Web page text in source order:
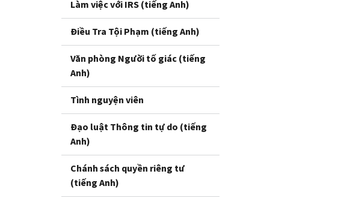
Làm việc với IRS (tiếng Anh)
Điều Tra Tội Phạm (tiếng Anh)
Văn phòng Người tố giác (tiếng
Anh)
Tình nguyện viên
Đạo luật Thông tin tự do (tiếng
Anh)
Chánh sách quyền riêng tư
(tiếng Anh)